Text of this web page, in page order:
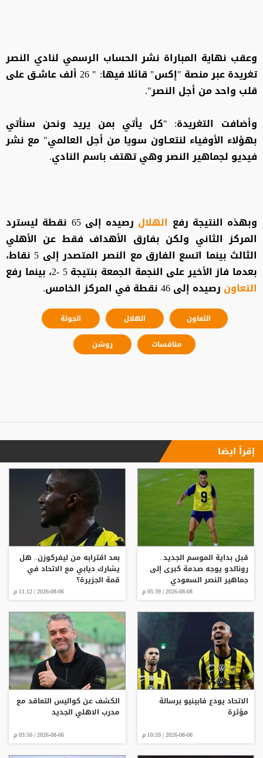
وعقب نهاية المباراة نشر الحساب الرسمي لنادي النصر
تغريدة عبر منصة "إكس" قائلا فيها: " 26 ألف عاشـق على
قلب واحد من أجل النصر".
وأضافت التغريدة: "كل يأتي بمن يريد ونحن سنأتي
بهؤلاء الأوفياء لنتعـاون سويا من أجل العالمي" مع نشر
فيديو لجماهير النصر وهي تهتف باسم النادي.
وبهذه النتيجة رفع الهلال
رصيده إلى 65 نقطة ليسترد
المركز الثاني ولكن بفارق الأهداف فقط عن الأهلي
الثالث بينما اتسع الفارق مع النصر المتصدر إلى 5 نقاط،
بعدما فاز الأخير على النجمة الجمعة بنتيجة 5 -2، بينما رفع
التعاون رصيده إلى 46 نقطة في المركز الخامس.
التعاون الهلال
الجولة
منافسات
روشن
إقرأ ايضا
قبل بداية الموسم الجديد..
رونالدو يوجه صدمة كبرى إلى
جماهير النصر السعودي
2026-08-08 | 05:39 م
بعد اقترابه من ليفركوزن.. هل
يشارك ديابي مع الاتحاد في
قمة الجزيرة؟
2026-08-06 | 11:12 م
الاتحاد يودع فابينيو برسالة
مؤثرة
2026-08-06 | 10:59 م
الكشف عن كواليس التعاقد مع
مدرب الاهلي الجديد
2026-08-06 | 03:50 م